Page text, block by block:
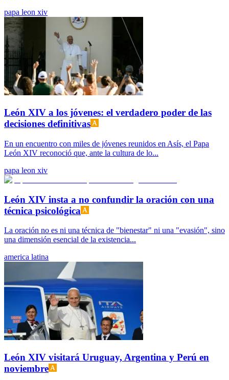
papa leon xiv
León XIV a los jóvenes: el verdadero poder de las
decisiones definitivas
En un encuentro con miles de jóvenes reunidos en Asís, el Papa
León XIV reconoció que, ante la cultura de lo...
papa leon xiv
León XIV insta a no confundir la oración con una
técnica psicológica
La oración no es ni una técnica de "bienestar" ni una "evasión", sino
una dimensión esencial de la existencia...
america latina
León XIV visitará Uruguay, Argentina y Perú en
noviembre